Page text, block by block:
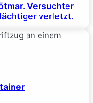
Versuchter
verletzt.